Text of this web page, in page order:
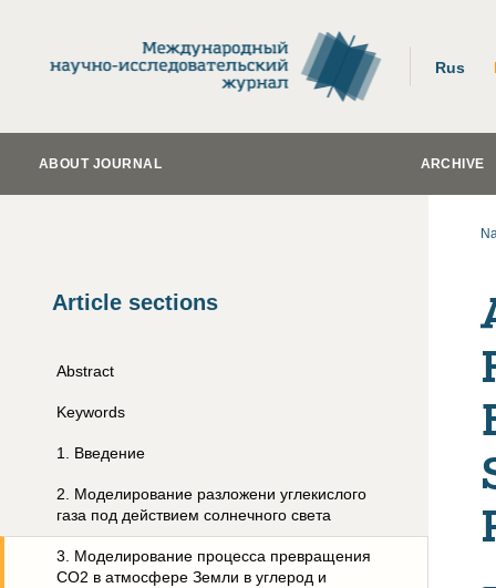
Rus
ABOUT JOURNAL ARCHIVE
Article sections
Abstract
Keywords
1 Введение
2
Моделирование разложени углекислого
газа под действием солнечного света
3
Моделирование процесса превращения
СО2 в атмосфере Земли в углерод и